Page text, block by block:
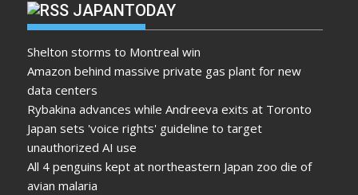
JAPANTODAY
Shelton storms to Montreal win
Amazon behind massive private gas plant for new
data centers
Rybakina advances while Andreeva exits at Toronto
Japan sets 'voice rights' guideline to target
unauthorized AI use
All 4 penguins kept at northeastern Japan zoo die of
avian malaria